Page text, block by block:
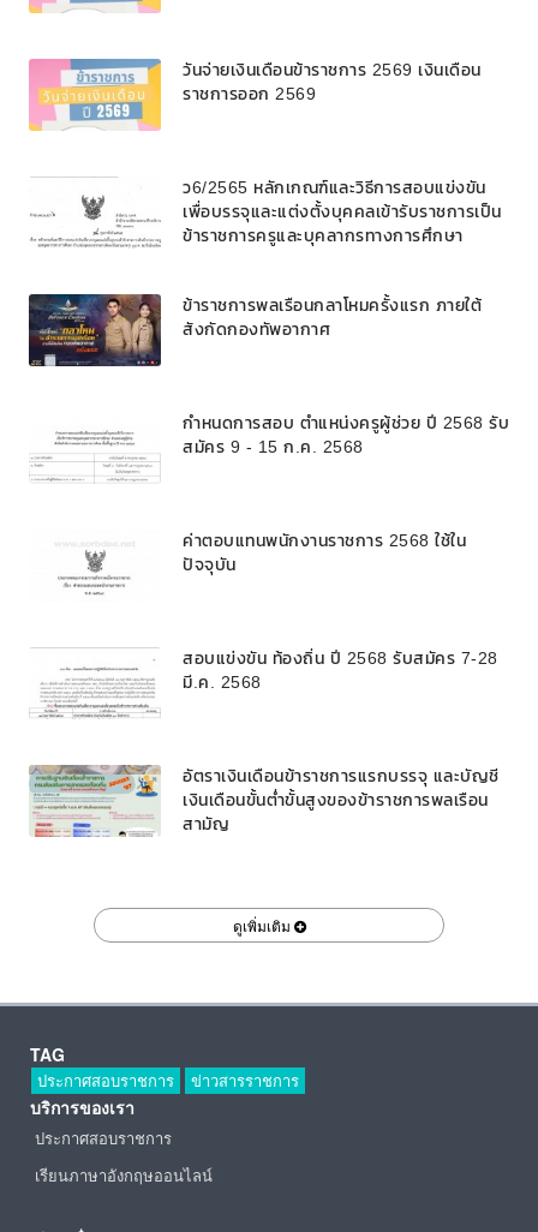
วันจ่ายเงินเดือนข้าราชการ 2569 เงินเดือน
ราชการออก 2569
ว6/2565 หลักเกณฑ์และวิธีการสอบแข่งขัน
เพื่อบรรจุและแต่งตั้งบุคคลเข้ารับราชการเป็น
ข้าราชการครูและบุคลากรทางการศึกษา
ราชวิทยาลัย สังกัดสำนักงานคณะกรรมการ
การศึกษาขั้นพื้นฐาน
ข้าราชการพลเรือนกลาโหมครั้งแรก ภายใต้
สังกัดกองทัพอากาศ
กำหนดการสอบ ตำแหน่งครูผู้ช่วย ปี 2568 รับ
สมัคร 9 - 15 ก.ค. 2568
ค่าตอบแทนพนักงานราชการ 2568 ใช้ใน
ปัจจุบัน
สอบแข่งขัน ท้องถิ่น ปี 2568 รับสมัคร 7-28
มี.ค. 2568
อัตราเงินเดือนข้าราชการแรกบรรจุ และบัญชี
เงินเดือนขั้นต่ำขั้นสูงของข้าราชการพลเรือน
สามัญ
ดูเพิ่มเติม
TAG
ประกาศสอบราชการ ข่าวสารราชการ
บริการของเรา
ประกาศสอบราชการ
เรียนภาษาอังกฤษออนไลน์